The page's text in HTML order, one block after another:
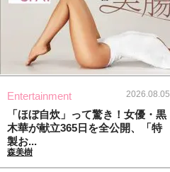
Entertainment 2026.08.05
「ほぼ自炊」って驚き！女優・黒
木華が献立365日を全公開、「特
製お...
森美樹